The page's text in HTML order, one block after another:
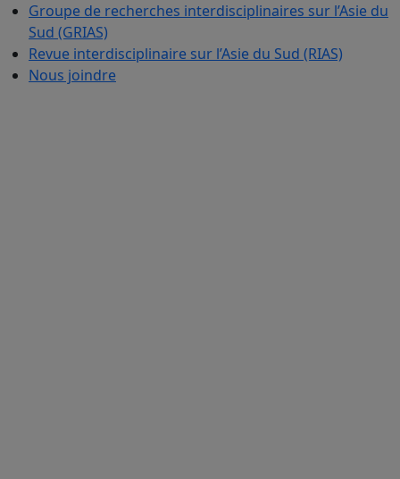
Groupe de recherches interdisciplinaires sur l’Asie du
Sud (GRIAS)
Revue interdisciplinaire sur l’Asie du Sud (RIAS)
Nous joindre